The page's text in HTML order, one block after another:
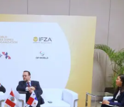
Video, Japón:
deja heridos y
daños en